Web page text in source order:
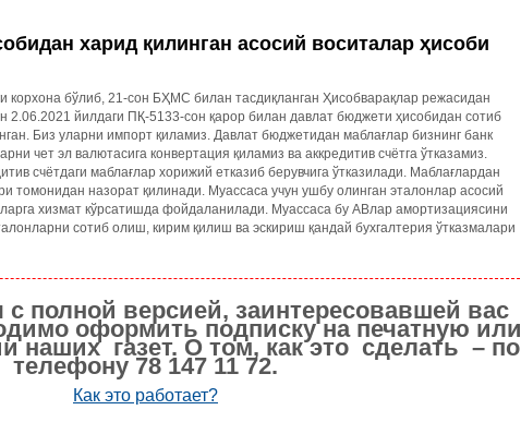
харид қилинган асосий воситалар ҳисоби
корхона бўлиб, 21-сон БҲМС билан тасдиқланган Ҳисобварақлар режасидан
2.06.2021 йилдаги ПҚ-5133-сон қарор билан давлат бюджети ҳисобидан сотиб
Биз уларни импорт қиламиз. Давлат бюджетидан маблағлар бизнинг банк
чет эл валютасига конвертация қиламиз ва аккредитив счётга ўтказамиз.
счётдаги маблағлар хорижий етказиб берувчига ўтказилади. Маблағлардан
томонидан назорат қилинади. Муассаса учун ушбу олинган эталонлар асосий
хизмат кўрсатишда фойдаланилади. Муассаса бу АВлар амортизациясини
сотиб олиш, кирим қилиш ва эскириш қандай бухгалтерия ўтказмалари
полной версией, заинтересовавшей вас
оформить подписку на печатную или
наших газет. О том, как это сделать – по
телефону 78 147 11 72.
Как это работает?